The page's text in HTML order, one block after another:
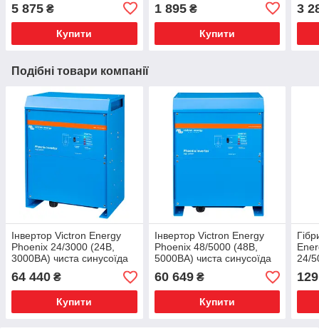
5 875 ₴
Купити
1 895₴
Купити
36
3
Подібні товари компанії
Інвертор Victron Energy
Phoenix 24/3000 (24В,
3000ВА) чиста синусоїда
PIN243020000
64 440 ₴
Купити
Інвертор Victron Energy
Phoenix 48/5000 (48В,
5000ВА) чиста синусоїда
PIN485020000
60 649₴
Купити
24/